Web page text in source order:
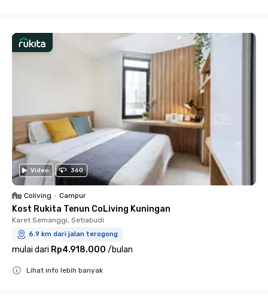
Video 360
Coliving • Campur
Kost Rukita Tenun CoLiving Kuningan
Karet Semanggi, Setiabudi
6.9 km dari jalan terogong
mulai dari Rp4.918.000 /bulan
Lihat info lebih banyak